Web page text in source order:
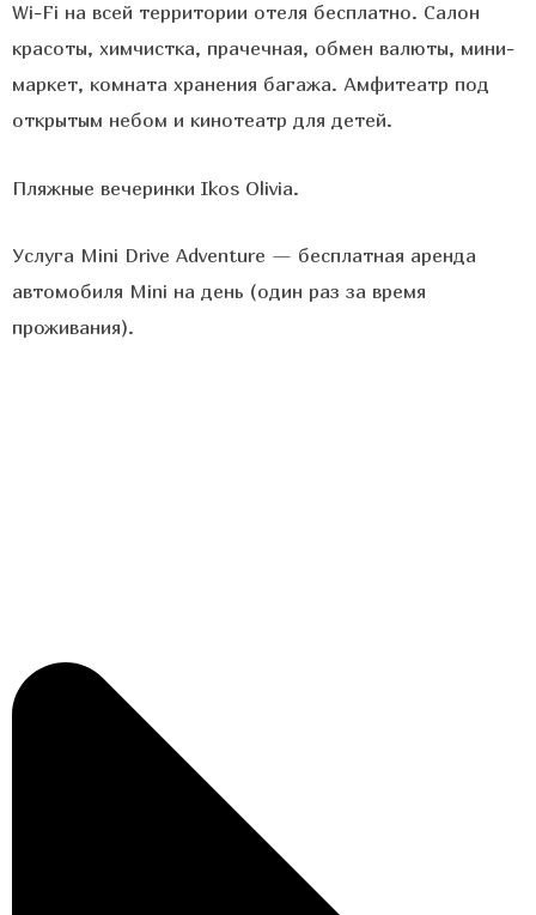
Wi-Fi на всей территории отеля бесплатно. Салон
красоты, химчистка, прачечная, обмен валюты, мини-
маркет, комната хранения багажа. Амфитеатр под
открытым небом и кинотеатр для детей.
Пляжные вечеринки Ikos Olivia.
Услуга Mini Drive Adventure — бесплатная аренда
автомобиля Mini на день (один раз за время
проживания).